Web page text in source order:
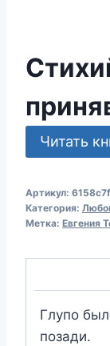
Читать
Артикул:
Категория:
Метка: Евгения
Глупо
позади.